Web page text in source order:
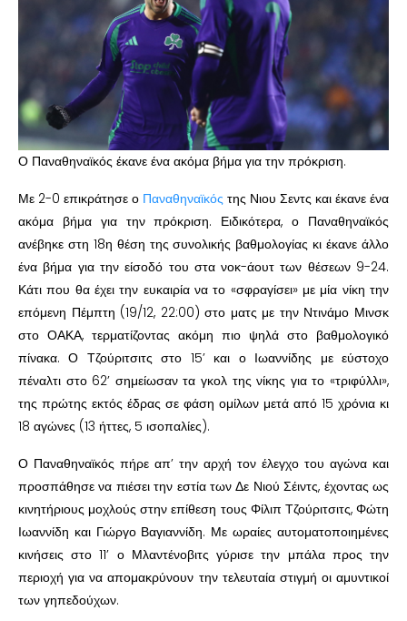
Ο Παναθηναϊκός έκανε ένα ακόμα βήμα για την πρόκριση.
Με 2-0 επικράτησε ο Παναθηναϊκός της Νιου Σεντς και έκανε ένα
ακόμα βήμα για την πρόκριση. Ειδικότερα, ο Παναθηναϊκός
ανέβηκε στη 18η θέση της συνολικής βαθμολογίας κι έκανε άλλο
ένα βήμα για την είσοδό του στα νοκ-άουτ των θέσεων 9-24.
Κάτι που θα έχει την ευκαιρία να το «σφραγίσει» με μία νίκη την
επόμενη Πέμπτη (19/12, 22:00) στο ματς με την Ντινάμο Μινσκ
στο ΟΑΚΑ, τερματίζοντας ακόμη πιο ψηλά στο βαθμολογικό
πίνακα. Ο Τζούριτσιτς στο 15’ και ο Ιωαννίδης με εύστοχο
πέναλτι στο 62’ σημείωσαν τα γκολ της νίκης για το «τριφύλλι»,
της πρώτης εκτός έδρας σε φάση ομίλων μετά από 15 χρόνια κι
18 αγώνες (13 ήττες, 5 ισοπαλίες).
Ο Παναθηναϊκός πήρε απ’ την αρχή τον έλεγχο του αγώνα και
προσπάθησε να πιέσει την εστία των Δε Νιού Σέιντς, έχοντας ως
κινητήριους μοχλούς στην επίθεση τους Φίλιπ Τζούριτσιτς, Φώτη
Ιωαννίδη και Γιώργο Βαγιαννίδη. Με ωραίες αυτοματοποιημένες
κινήσεις στο 11’ ο Μλαντένοβιτς γύρισε την μπάλα προς την
περιοχή για να απομακρύνουν την τελευταία στιγμή οι αμυντικοί
των γηπεδούχων.